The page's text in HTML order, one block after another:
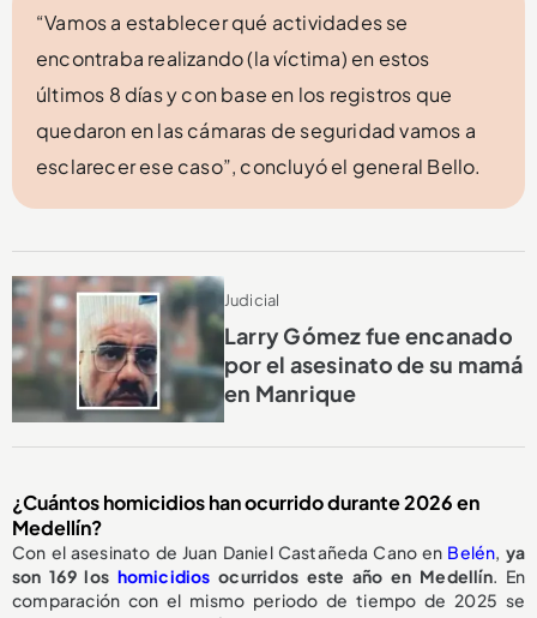
“Vamos a establecer qué actividades se
encontraba realizando (la víctima) en estos
últimos 8 días y con base en los registros que
quedaron en las cámaras de seguridad vamos a
esclarecer ese caso”, concluyó el general Bello.
Judicial
Larry Gómez fue encanado
por el asesinato de su mamá
en Manrique
¿Cuántos homicidios han ocurrido durante 2026 en
Medellín?
Con el asesinato de Juan Daniel Castañeda Cano en Belén, ya
son 169 los homicidios ocurridos este año en Medellín. En
comparación con el mismo periodo de tiempo de 2025 se